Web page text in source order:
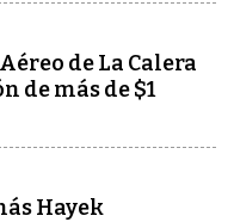
de La Calera
de más de $1
Hayek